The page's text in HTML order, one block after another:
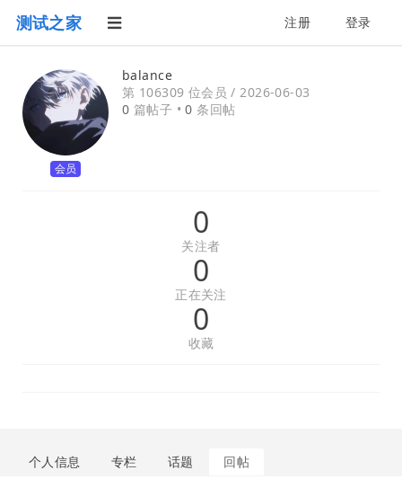
测试之家 注册 登录
会员
balance
第 106309 位会员 /2026-06-03
0 篇帖子 •0 条回帖
0
关注者
0
正在关注
0
收藏
个人信息 专栏 话题 回帖